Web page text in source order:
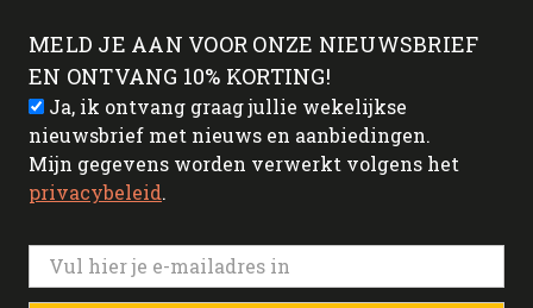
MELD JE AAN VOOR ONZE NIEUWSBRIEF
EN ONTVANG 10% KORTING!
Ja, ik ontvang graag jullie wekelijkse
nieuwsbrief met nieuws en aanbiedingen.
Mijn gegevens worden verwerkt volgens het
privacybeleid.